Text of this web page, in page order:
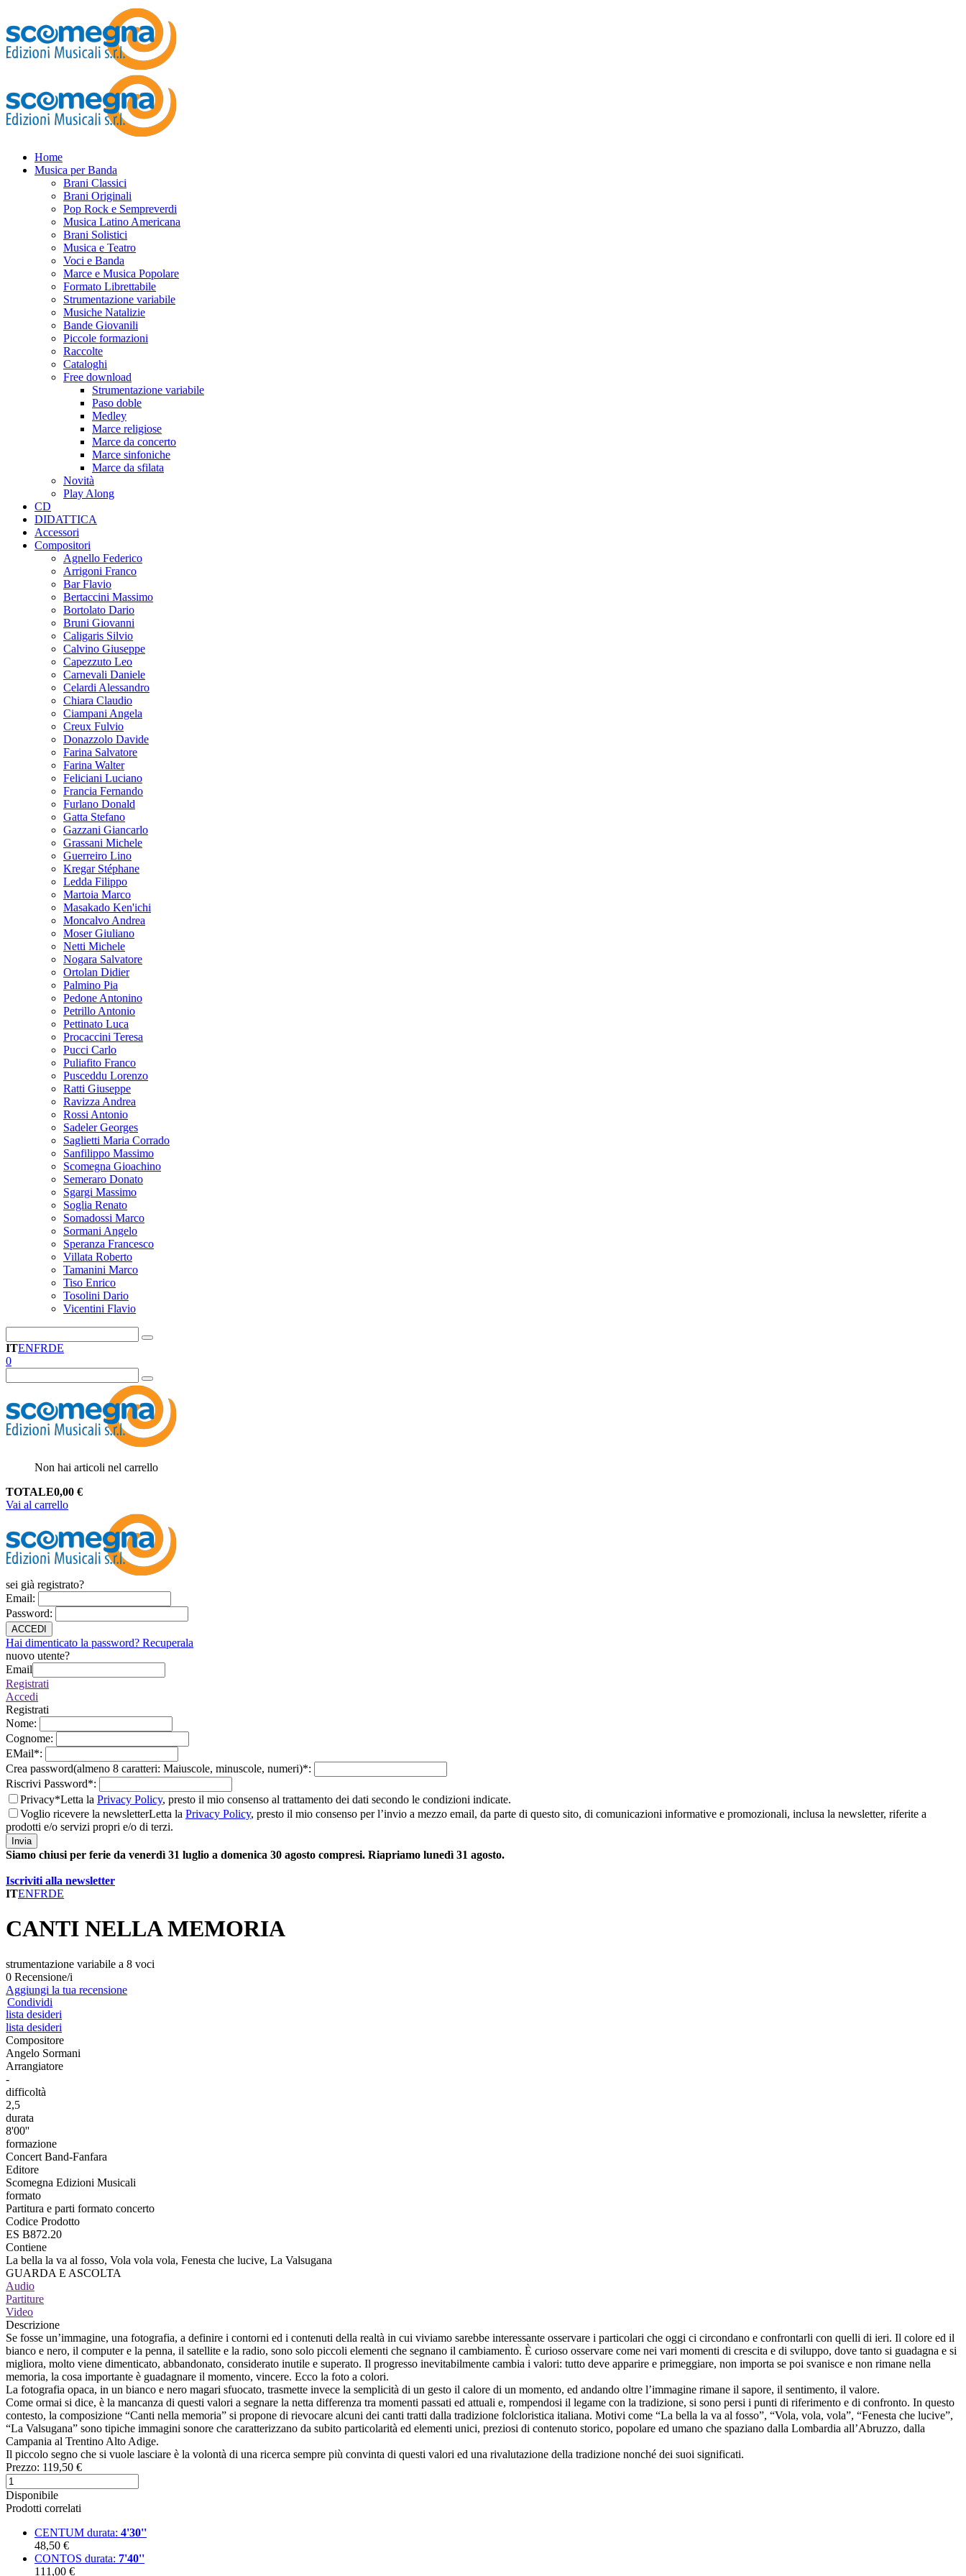
Home
Musica per Banda
Brani Classici
Brani Originali
Pop Rock e Sempreverdi
Musica Latino Americana
Brani Solistici
Musica e Teatro
Voci e Banda
Marce e Musica Popolare
Formato Librettabile
Strumentazione variabile
Musiche Natalizie
Bande Giovanili
Piccole formazioni
Raccolte
Cataloghi
Free download
Strumentazione variabile
Paso doble
Medley
Marce religiose
Marce da concerto
Marce sinfoniche
Marce da sfilata
Novità
Play Along
CD
DIDATTICA
Accessori
Compositori
Agnello Federico
Arrigoni Franco
Bar Flavio
Bertaccini Massimo
Bortolato Dario
Bruni Giovanni
Caligaris Silvio
Calvino Giuseppe
Capezzuto Leo
Carnevali Daniele
Celardi Alessandro
Chiara Claudio
Ciampani Angela
Creux Fulvio
Donazzolo Davide
Farina Salvatore
Farina Walter
Feliciani Luciano
Francia Fernando
Furlano Donald
Gatta Stefano
Gazzani Giancarlo
Grassani Michele
Guerreiro Lino
Kregar Stéphane
Ledda Filippo
Martoia Marco
Masakado Ken'ichi
Moncalvo Andrea
Moser Giuliano
Netti Michele
Nogara Salvatore
Ortolan Didier
Palmino Pia
Pedone Antonino
Petrillo Antonio
Pettinato Luca
Procaccini Teresa
Pucci Carlo
Puliafito Franco
Pusceddu Lorenzo
Ratti Giuseppe
Ravizza Andrea
Rossi Antonio
Sadeler Georges
Saglietti Maria Corrado
Sanfilippo Massimo
Scomegna Gioachino
Semeraro Donato
Sgargi Massimo
Soglia Renato
Somadossi Marco
Sormani Angelo
Speranza Francesco
Villata Roberto
Tamanini Marco
Tiso Enrico
Tosolini Dario
Vicentini Flavio
ITENFRDE
0
Non hai articoli nel carrello
TOTALE0,00 €
Vai al carrello
sei già registrato?
Email:
Password:
ACCEDI
Hai dimenticato la password? Recuperala
nuovo utente?
Email
Registrati
Accedi
Registrati
Nome:
Cognome:
EMail*:
Crea password(almeno 8 caratteri: Maiuscole, minuscole, numeri)*:
Riscrivi Password*:
Privacy*Letta la Privacy Policy, presto il mio consenso al trattamento dei dati secondo le condizioni indicate.
Voglio ricevere la newsletterLetta la Privacy Policy, presto il mio consenso per l’invio a mezzo email, da parte di questo sito, di comunicazioni informative e promozionali, inclusa la newsletter, riferite a
prodotti e/o servizi propri e/o di terzi.
Invia
Siamo chiusi per ferie da venerdì 31 luglio a domenica 30 agosto compresi. Riapriamo lunedì 31 agosto.
Iscriviti alla newsletter
ITENFRDE
CANTI NELLA MEMORIA
strumentazione variabile a 8 voci
0 Recensione/i
Aggiungi la tua recensione
Condividi
lista desideri
lista desideri
Compositore
Angelo Sormani
Arrangiatore
-
difficoltà
2,5
durata
8'00''
formazione
Concert Band-Fanfara
Editore
Scomegna Edizioni Musicali
formato
Partitura e parti formato concerto
Codice Prodotto
ES B872.20
Contiene
La bella la va al fosso, Vola vola vola, Fenesta che lucive, La Valsugana
GUARDA E ASCOLTA
Audio
Partiture
Video
Descrizione
Se fosse un’immagine, una fotografia, a definire i contorni ed i contenuti della realtà in cui viviamo sarebbe interessante osservare i particolari che oggi ci circondano e confrontarli con quelli di ieri. Il colore ed il
bianco e nero, il computer e la penna, il satellite e la radio, sono solo piccoli elementi che segnano il cambiamento. È curioso osservare come nei vari momenti di crescita e di sviluppo, dove tanto si guadagna e si
migliora, molto viene dimenticato, abbandonato, considerato inutile e superato. Il progresso inevitabilmente cambia i valori: tutto deve apparire e primeggiare, non importa se poi svanisce e non rimane nella
memoria, la cosa importante è guadagnare il momento, vincere. Ecco la foto a colori.
La fotografia opaca, in un bianco e nero magari sfuocato, trasmette invece la semplicità di un gesto il calore di un momento, ed andando oltre l’immagine rimane il sapore, il sentimento, il valore.
Come ormai si dice, è la mancanza di questi valori a segnare la netta differenza tra momenti passati ed attuali e, rompendosi il legame con la tradizione, si sono persi i punti di riferimento e di confronto. In questo
contesto, la composizione “Canti nella memoria” si propone di rievocare alcuni dei canti tratti dalla tradizione folcloristica italiana. Motivi come “La bella la va al fosso”, “Vola, vola, vola”, “Fenesta che lucive”,
“La Valsugana” sono tipiche immagini sonore che caratterizzano da subito particolarità ed elementi unici, preziosi di contenuto storico, popolare ed umano che spaziano dalla Lombardia all’Abruzzo, dalla
Campania al Trentino Alto Adige.
Il piccolo segno che si vuole lasciare è la volontà di una ricerca sempre più convinta di questi valori ed una rivalutazione della tradizione nonché dei suoi significati.
Prezzo: 119,50 €
Disponibile
Prodotti correlati
CENTUM durata: 4'30''
48,50 €
CONTOS durata: 7'40''
111,00 €